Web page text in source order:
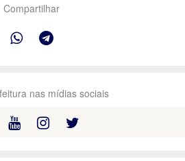
Compartilhar
nas mídias sociais